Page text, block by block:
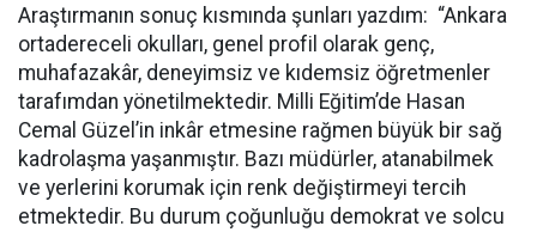
Araştırmanın sonuç kısmında şunları yazdım: “Ankara
ortadereceli okulları, genel profil olarak genç,
muhafazakâr, deneyimsiz ve kıdemsiz öğretmenler
tarafımdan yönetilmektedir. Milli Eğitim’de Hasan
Cemal Güzel’in inkâr etmesine rağmen büyük bir sağ
kadrolaşma yaşanmıştır. Bazı müdürler, atanabilmek
ve yerlerini korumak için renk değiştirmeyi tercih
etmektedir. Bu durum çoğunluğu demokrat ve solcu